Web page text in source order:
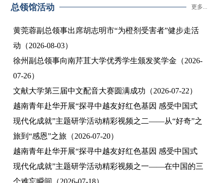
总领馆活动 更多...
黄莞蓉副总领事出席胡志明市“为橙剂受害者”健步走活
动（2026-08-03）
徐州副总领事向南芹苴大学优秀学生颁发奖学金（2026-
07-26）
文献大学第三届中文配音大赛圆满成功（2026-07-22）
越南青年赴华开展“探寻中越友好红色基因 感受中国式
现代化成就”主题研学活动精彩视频之二——从“好奇”之
旅到“感恩”之旅（2026-07-20）
越南青年赴华开展“探寻中越友好红色基因 感受中国式
现代化成就”主题研学活动精彩视频之一——在中国的三
个难忘瞬间（2026-07-18）